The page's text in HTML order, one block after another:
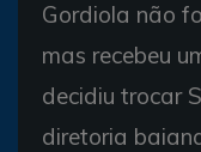
Gordiola não
mas recebeu
decidiu trocar
diretoria